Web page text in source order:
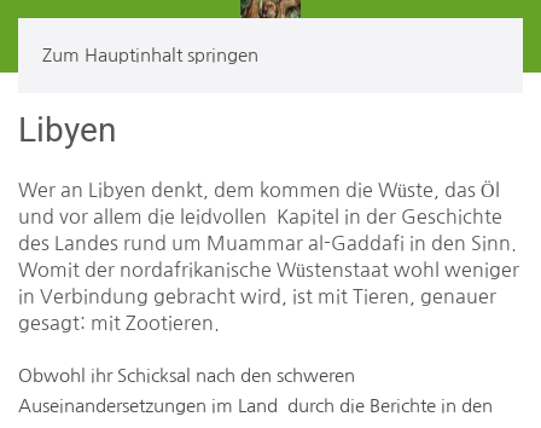
Zum Hauptinhalt springen
Libyen
Wer an Libyen denkt, dem kommen die Wüste, das Öl
und vor allem die leidvollen Kapitel in der Geschichte
des Landes rund um Muammar al-Gaddafi in den Sinn.
Womit der nordafrikanische Wüstenstaat wohl weniger
in Verbindung gebracht wird, ist mit Tieren, genauer
gesagt: mit Zootieren.
Obwohl ihr Schicksal nach den schweren
Auseinandersetzungen im Land durch die Berichte in den